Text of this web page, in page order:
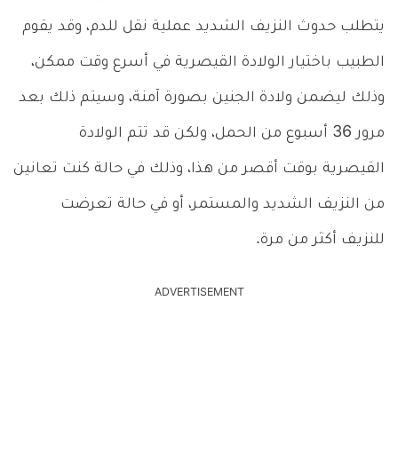
يتطلب حدوث النزيف الشديد عملية نقل للدم، وقد يقوم
الطبيب باختيار الولادة القيصرية في أسرع وقت ممكن،
وذلك ليضمن ولادة الجنين بصورة آمنة، وسيتم ذلك بعد
مرور 36 أسبوع من الحمل، ولكن قد تتم الولادة
القيصرية بوقت أقصر من هذا، وذلك في حالة كنت تعانين
من النزيف الشديد والمستمر، أو في حالة تعرضت
للنزيف أكثر من مرة.
ADVERTISEMENT